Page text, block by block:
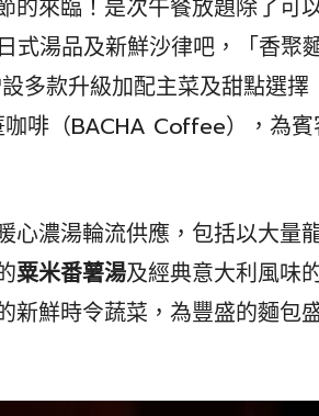
的來臨！是次午餐放題除了可
湯品及新鮮沙律吧，「香聚麵
多款升級加配主菜及甜點選擇
啡（BACHA Coffee），為賓
心濃湯輪流供應，包括以大量
粟米番薯湯及經典意大利風味
新鮮時令蔬菜，為豐盛的麵包